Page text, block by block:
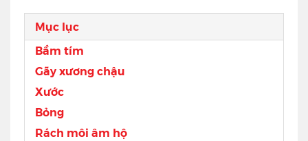
Mục lục
Bầm tím
Gãy xương chậu
Xước
Bỏng
Rách môi âm hộ